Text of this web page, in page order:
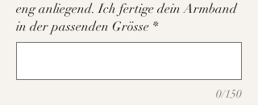
eng anliegend. Ich fertige dein Armband
in der passenden Grösse *
0/150